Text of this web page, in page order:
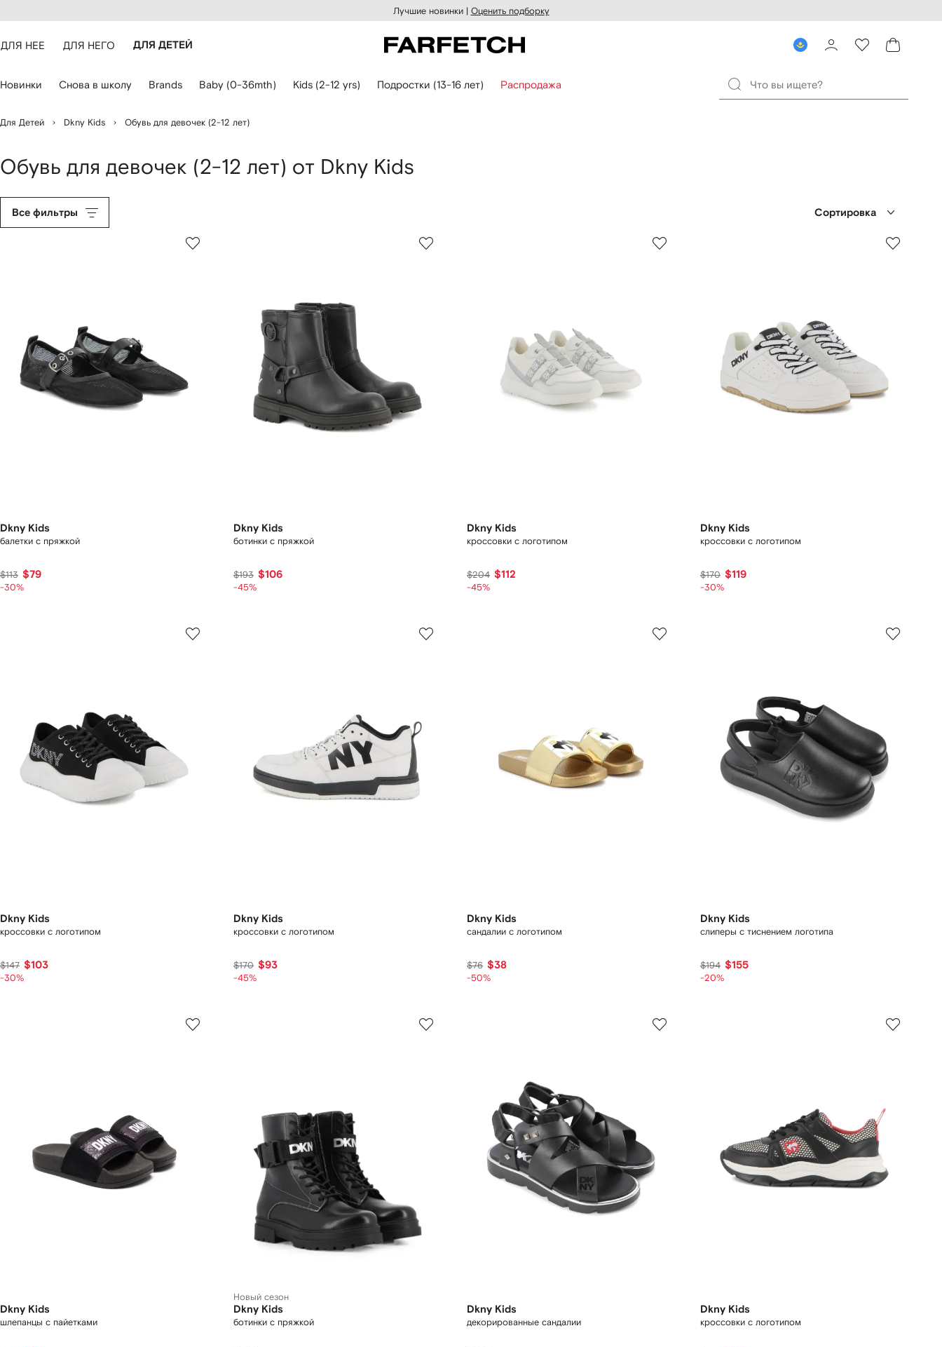
Лучшие новинки | Оценить подборку
ДЛЯ НЕЕ ДЛЯ НЕГО ДЛЯ ДЕТЕЙ
Новинки Снова в школу Brands Baby (0-36mth) Kids (2-12 yrs) Подростки (13-16 лет) Распродажа
Для Детей Dkny Kids Обувь для девочек (2-12 лет)
Обувь для девочек (2-12 лет) от Dkny Kids
Все фильтры Сортировка
Dkny Kids
балетки с пряжкой
$113 $79
-30%
Dkny Kids
ботинки с пряжкой
$193 $106
-45%
Dkny Kids
кроссовки с логотипом
$204 $112
-45%
Dkny Kids
кроссовки с логотипом
$170 $119
-30%
Dkny Kids
кроссовки с логотипом
$147 $103
-30%
Dkny Kids
кроссовки с логотипом
$170 $93
-45%
Dkny Kids
сандалии с логотипом
$76 $38
-50%
Dkny Kids
слиперы с тиснением логотипа
$194 $155
-20%
Dkny Kids
шлепанцы с пайетками
Новый сезон
Dkny Kids
ботинки с пряжкой
Dkny Kids
декорированные сандалии
Dkny Kids
кроссовки с логотипом